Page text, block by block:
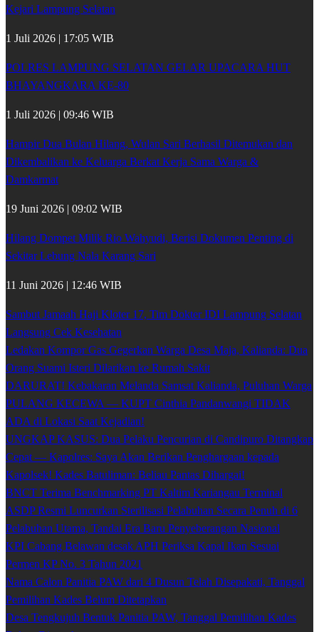
Kejari Lampung Selatan
1 Juli 2026 | 17:05 WIB
POLRES LAMPUNG SELATAN GELAR UPACARA HUT
BHAYANGKARA KE-80
1 Juli 2026 | 09:46 WIB
Hampir Dua Bulan Hilang, Wulan Sari Berhasil Ditemukan dan
Dikembalikan ke Keluarga Berkat Kerja Sama Warga &
Damkarmat
19 Juni 2026 | 09:02 WIB
Hilang Dompet Milik Rio Wahyudi, Berisi Dokumen Penting di
Sekitar Lebung Nala Karang Sari
11 Juni 2026 | 12:46 WIB
Sambut Jamaah Haji Kloter 17, Tim Dokter IDI Lampung Selatan
Langsung Cek Kesehatan
Ledakan Kompor Gas Gegerkan Warga Desa Maja, Kalianda: Dua
Orang Suami Isteri Dilarikan ke Rumah Sakit
DARURAT! Kebakaran Melanda Samsat Kalianda, Puluhan Warga
PULANG KECEWA — KUPT Cinthia Pandanwangi TIDAK
ADA di Lokasi Saat Kejadian!
UNGKAP KASUS: Dua Pelaku Pencurian di Candipuro Ditangkap
Cepat — Kapolres: Saya Akan Berikan Penghargaan kepada
Kapolsek! Kades Batuliman: Beliau Pantas Dihargai!
BNCT Terima Benchmarking PT Kaltim Kariangau Terminal
ASDP Resmi Luncurkan Sterilisasi Pelabuhan Secara Penuh di 6
Pelabuhan Utama, Tandai Era Baru Penyeberangan Nasional
KPI Cabang Belawan desak APH Periksa Kapal Ikan Sesuai
Permen KP No. 3 Tahun 2021
Nama Calon Panitia PAW dari 4 Dusun Telah Disepakati, Tanggal
Pemilihan Kades Belum Ditetapkan
Desa Tengkujuh Bentuk Panitia PAW, Tanggal Pemilihan Kades